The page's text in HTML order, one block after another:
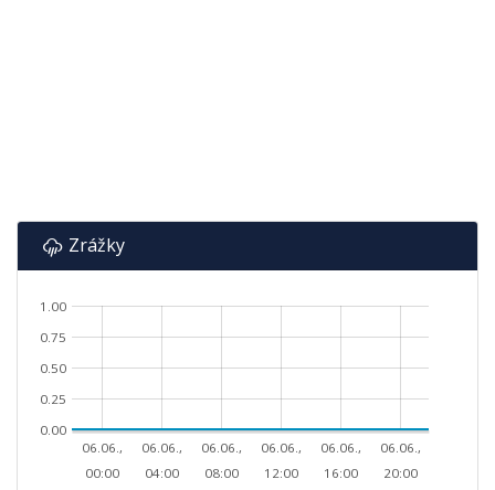
Zrážky
06.06.,
00:00
06.06.,
04:00
06.06.,
08:00
06.06.,
12:00
06.06.,
16:00
06.06.,
20:00
0.00
0.25
0.50
0.75
1.00